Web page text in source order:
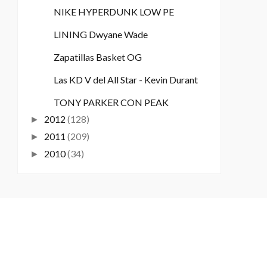
NIKE HYPERDUNK LOW PE
LINING Dwyane Wade
Zapatillas Basket OG
Las KD V del All Star - Kevin Durant
TONY PARKER CON PEAK
► 2012 (128)
► 2011 (209)
► 2010(34)